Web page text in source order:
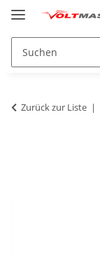
Zurück zur Liste